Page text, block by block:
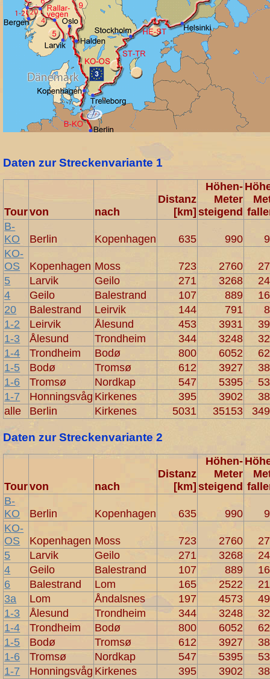
Daten zur Streckenvariante 1
Tourvon nach
Distanz
[km]
Höhen-
Meter
steigend
B-
KO
Berlin Kopenhagen 635 990
KO-
OS
Kopenhagen Moss 723 2760
5
Larvik Geilo 271 3268
4
Geilo Balestrand 107 889
20
Balestrand Leirvik 144 791
1-2
Leirvik Ålesund 453 3931
1-3
Ålesund Trondheim 344 3248
1-4
Trondheim Bodø 800 6052
1-5
Bodø Tromsø 612 3927
1-6
Tromsø Nordkap 547 5395
1-7
Honningsvåg Kirkenes 395 3902
alle
Berlin Kirkenes 5031 35153
Daten zur Streckenvariante 2
Tourvon nach
Distanz
[km]
Höhen-
Meter
steigend
B-
KO
Berlin Kopenhagen 635 990
KO-
OS
Kopenhagen Moss 723 2760
5
Larvik Geilo 271 3268
4
Geilo Balestrand 107 889
6
Balestrand Lom 165 2522
3a
Lom Åndalsnes 197 4573
1-3
Ålesund Trondheim 344 3248
1-4
Trondheim Bodø 800 6052
1-5
Bodø Tromsø 612 3927
1-6
Tromsø Nordkap 547 5395
1-7
Honningsvåg Kirkenes 395 3902